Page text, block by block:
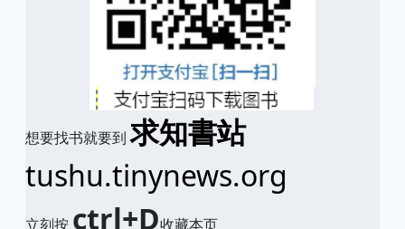
想要找书就要到求知書站
tushu.tinynews.org
立刻按 ctrl+D收藏本页